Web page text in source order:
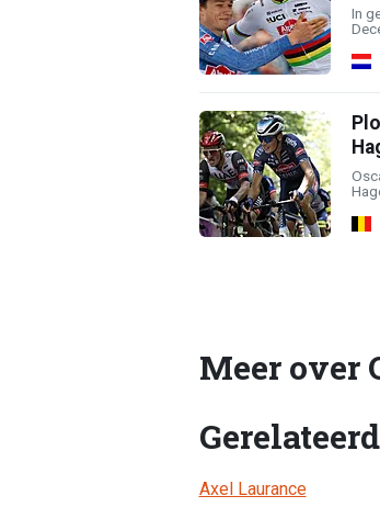
In
Meer over
Axel Laurance